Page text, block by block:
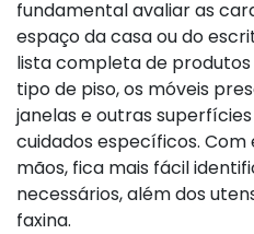
fundamental avaliar as
espaço da casa ou do
lista completa de
tipo de piso, os móveis
janelas e outras
cuidados específicos.
mãos, fica mais fácil
necessários, além dos
faxina.